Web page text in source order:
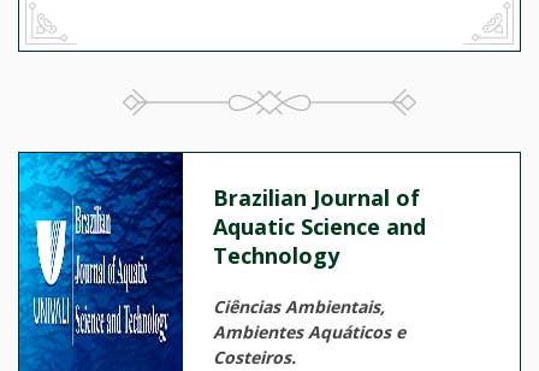
Brazilian Journal of
Aquatic Science and
Technology
Ciências Ambientais,
Ambientes Aquáticos e
Costeiros.